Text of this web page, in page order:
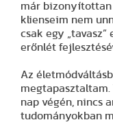
már bizonyítottan
klienseim nem
csak egy
erőnlét
Az
nap végén, nincs
tudományokban